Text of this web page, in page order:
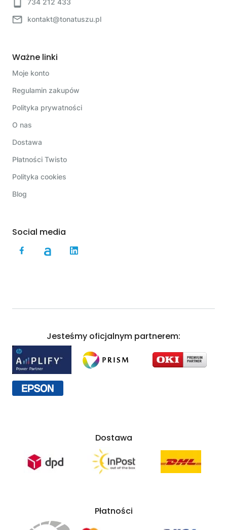
734 212 433
kontakt@tonatuszu.pl
Ważne linki
Moje konto
Regulamin zakupów
Polityka prywatności
O nas
Dostawa
Płatności Twisto
Polityka cookies
Blog
Social media
Jesteśmy oficjalnym partnerem:
Dostawa
Płatności